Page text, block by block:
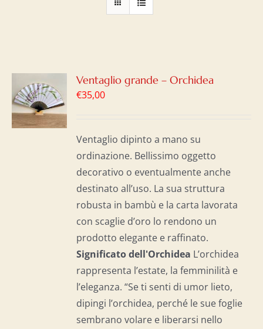
Ventaglio grande – Orchidea
€35,00
Ventaglio dipinto a mano su
ordinazione. Bellissimo oggetto
decorativo o eventualmente anche
destinato all’uso. La sua struttura
robusta in bambù e la carta lavorata
con scaglie d’oro lo rendono un
prodotto elegante e raffinato.
Significato dell'Orchidea L’orchidea
rappresenta l’estate, la femminilità e
l’eleganza. “Se ti senti di umor lieto,
dipingi l’orchidea, perché le sue foglie
sembrano volare e liberarsi nello